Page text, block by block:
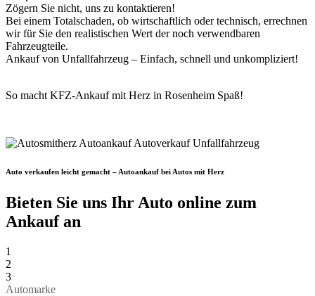
Zögern Sie nicht, uns zu kontaktieren!
Bei einem Totalschaden, ob wirtschaftlich oder technisch, errechnen
wir für Sie den realistischen Wert der noch verwendbaren
Fahrzeugteile.
Ankauf von Unfallfahrzeug – Einfach, schnell und unkompliziert!
So macht KFZ-Ankauf mit Herz in Rosenheim Spaß!
Auto verkaufen leicht gemacht – Autoankauf bei Autos mit Herz
Bieten Sie uns Ihr Auto online zum
Ankauf an
1
2
3
Automarke